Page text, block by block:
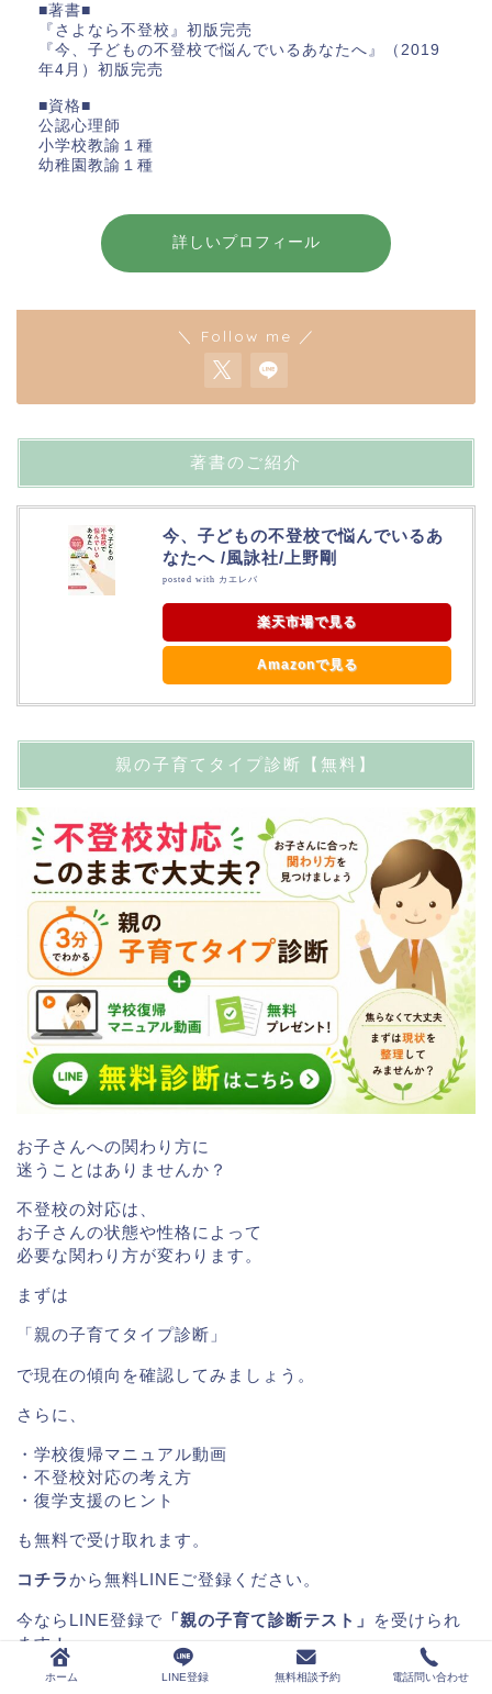
■著書■
『さよなら不登校』初版完売
『今、子どもの不登校で悩んでいるあなたへ』（2019
年4月）初版完売
■資格■
公認心理師
小学校教諭１種
幼稚園教諭１種
詳しいプロフィール
＼ Follow me ／
著書のご紹介
今、子どもの不登校で悩んでいるあ
なたへ /風詠社/上野剛
posted with カエレバ
楽天市場で見る
Amazonで見る
親の子育てタイプ診断【無料】
お子さんへの関わり方に
迷うことはありませんか？
不登校の対応は、
お子さんの状態や性格によって
必要な関わり方が変わります。
まずは
「親の子育てタイプ診断」
で現在の傾向を確認してみましょう。
さらに、
・学校復帰マニュアル動画
・不登校対応の考え方
・復学支援のヒント
も無料で受け取れます。
コチラから無料LINEご登録ください。
今ならLINE登録で 「親の子育て診断テスト」
を受けられ
ます！
ホーム LINE登録 無料相談予約 電話問い合わせ